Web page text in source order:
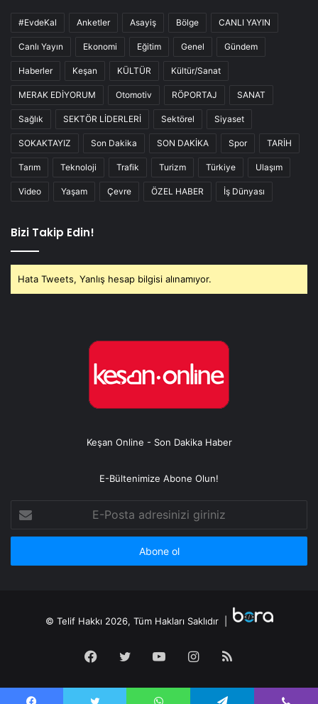
#EvdeKal Anketler Asayiş Bölge CANLI YAYIN
Canlı Yayın Ekonomi Eğitim Genel Gündem
Haberler Keşan KÜLTÜR Kültür/Sanat
MERAK EDİYORUM Otomotiv RÖPORTAJ SANAT
Sağlık SEKTÖR LİDERLERİ Sektörel Siyaset
SOKAKTAYIZ Son Dakika SON DAKİKA Spor TARİH
Tarım Teknoloji Trafik Turizm Türkiye Ulaşım
Video Yaşam Çevre ÖZEL HABER İş Dünyası
Bizi Takip Edin!
Hata Tweets, Yanlış hesap bilgisi alınamıyor.
Keşan Online - Son Dakika Haber
E-Bültenimize Abone Olun!
Posta
adresinizi
© Telif Hakkı 2026, Tüm Hakları Saklıdır |
Facebook
Twitter YouTubeInstagram